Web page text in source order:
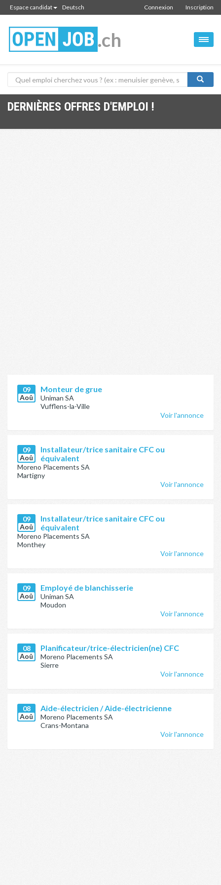
Espace candidat Deutsch Inscription
Connexion
.ch
DERNIÈRES OFFRES D'EMPLOI !
09
Aoû
Monteur de grue
Uniman SA
Vufflens-la-Ville
Voir l'annonce
09
Aoû
Installateur/trice sanitaire CFC ou
équivalent
Moreno Placements SA
Martigny
Voir l'annonce
09
Aoû
Installateur/trice sanitaire CFC ou
équivalent
Moreno Placements SA
Monthey
Voir l'annonce
09
Aoû
Employé de blanchisserie
Uniman SA
Moudon
Voir l'annonce
08
Aoû
Planificateur/trice-électricien(ne) CFC
Moreno Placements SA
Sierre
Voir l'annonce
08
Aoû
Aide-électricien / Aide-électricienne
Moreno Placements SA
Crans-Montana
Voir l'annonce